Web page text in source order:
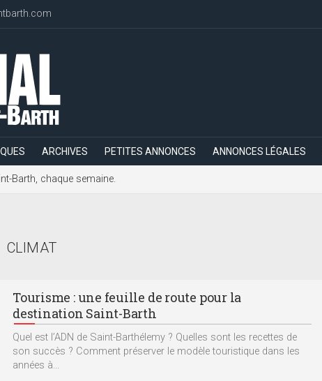
ARCHIVES PETITES ANNONCES ANNONCES LÉGALES
Barth, chaque semaine.
CLIMAT
Tourisme : une feuille de route pour la
destination Saint-Barth
Quel est l’ADN de Saint-Barthélemy ? Quelles sont les recettes de
son succès ? Comment préserver le modèle touristique dans les
années à...